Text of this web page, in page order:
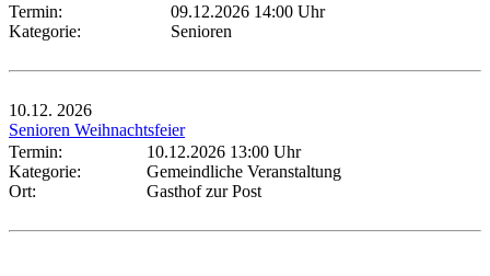
Termin:
09.12.2026 14:00 Uhr
Kategorie:
Senioren
10.12. 2026
Senioren Weihnachtsfeier
Termin:
10.12.2026 13:00 Uhr
Kategorie:
Gemeindliche Veranstaltung
Ort:
Gasthof zur Post